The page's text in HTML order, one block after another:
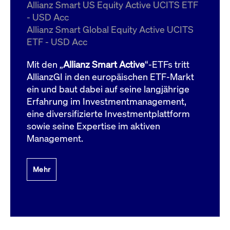
Allianz Smart US Equity Active UCITS ETF
- USD Acc
Allianz Smart Global Equity Active UCITS
ETF - USD Acc
Mit den „Allianz Smart Active“-ETFs tritt
AllianzGI in den europäischen ETF-Markt
ein und baut dabei auf seine langjährige
Erfahrung im Investmentmanagement,
eine diversifizierte Investmentplattform
sowie seine Expertise im aktiven
Management.
Mehr
ApplicationGatewayAffinityCORS
boerse.com
Domain
bis